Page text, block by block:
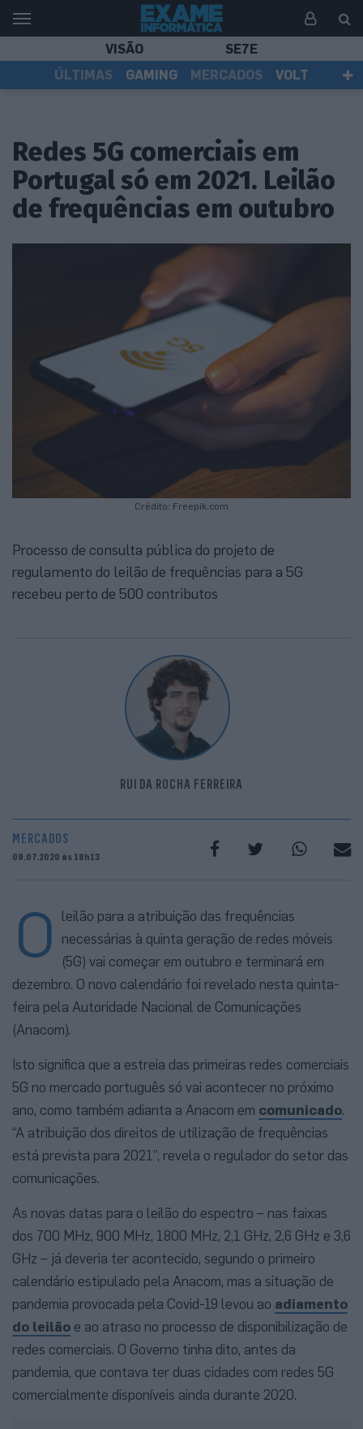
VISÃO
SE7E
ÚLTIMAS
GAMING MERCADOS
VOLT
Redes 5G comerciais em
Portugal só em 2021. Leilão
de frequências em outubro
Crédito: Freepik.com
Processo de consulta pública do projeto de
regulamento do leilão de frequências para a 5G
recebeu perto de 500 contributos
RUI DA ROCHA FERREIRA
MERCADOS
09.07.2020 às 18h13
O
leilão para a atribuição das frequências
necessárias à quinta geração de redes móveis
(5G) vai começar em outubro e terminará em
dezembro. O novo calendário foi revelado nesta quinta-
feira pela Autoridade Nacional de Comunicações
(Anacom).
Isto significa que a estreia das primeiras redes comerciais
5G no mercado português só vai acontecer no próximo
ano, como também adianta a Anacom em comunicado.
“A atribuição dos direitos de utilização de frequências
está prevista para 2021”, revela o regulador do setor das
comunicações.
As novas datas para o leilão do espectro – nas faixas
dos 700 MHz, 900 MHz, 1800 MHz, 2,1 GHz, 2,6 GHz e 3,6
GHz – já deveria ter acontecido, segundo o primeiro
calendário estipulado pela Anacom, mas a situação de
pandemia provocada pela Covid-19 levou ao adiamento
do leilão e ao atraso no processo de disponibilização de
redes comerciais. O Governo tinha dito, antes da
pandemia, que contava ter duas cidades com redes 5G
comercialmente disponíveis ainda durante 2020.